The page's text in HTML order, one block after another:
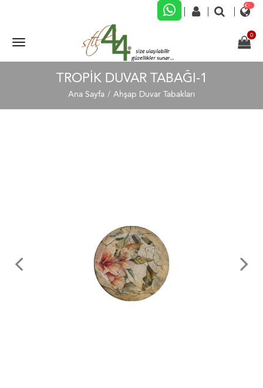
TROPİK DUVAR TABAĞI-1
Ana Sayfa Ahşap Duvar Tabakları